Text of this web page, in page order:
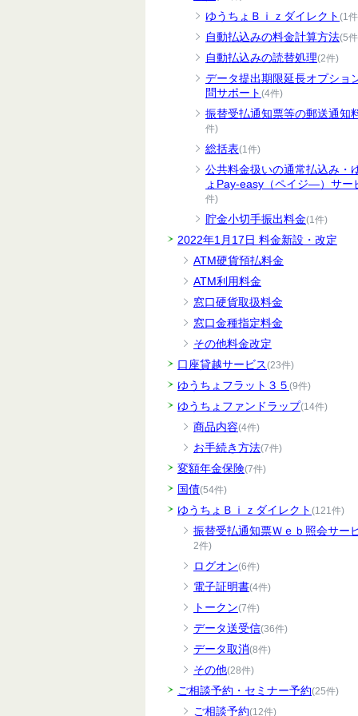
ゆうちょＢｉｚダイレクト (1
自動払込みの料金計算方法(5
自動払込みの読替処理(2件)
データ提出期限延長オプショ
問サポート (4件)
振替受払通知票等の郵送通知
件)
総括表(1件)
公共料金扱いの通常払込み・
ょPay-easy（ペイジ―）サー
件)
貯金小切手振出料金(1件)
2022年1月17日 料金新設・改定
ATM硬貨預払料金
ATM利用料金
窓口硬貨取扱料金
窓口金種指定料金
その他料金改定
口座貸越サービス(23件)
ゆうちょフラット３５ (9件)
ゆうちょファンドラップ(14件)
商品内容(4件)
お手続き方法(7件)
変額年金保険(7件)
国債(54件)
ゆうちょＢｉｚダイレクト (121件)
振替受払通知票Ｗｅｂ照会サー
2件)
ログオン(6件)
電子証明書(4件)
トークン(7件)
データ送受信(36件)
データ取消(8件)
その他(28件)
ご相談予約・セミナー予約(25件)
ご相談予約(12件)